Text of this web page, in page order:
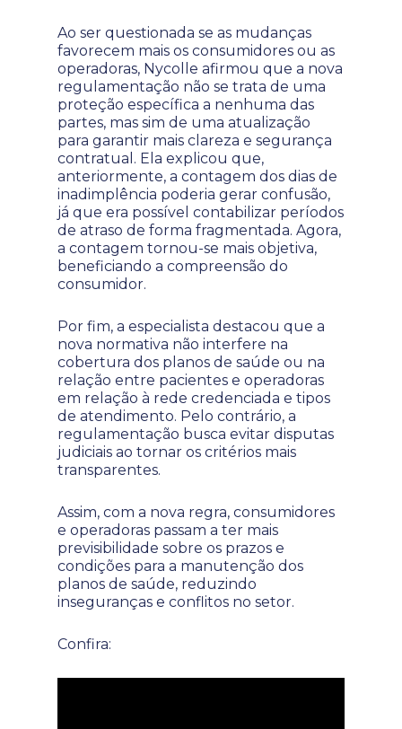
Ao ser questionada se as mudanças
favorecem mais os consumidores ou as
operadoras, Nycolle afirmou que a nova
regulamentação não se trata de uma
proteção específica a nenhuma das
partes, mas sim de uma atualização
para garantir mais clareza e segurança
contratual. Ela explicou que,
anteriormente, a contagem dos dias de
inadimplência poderia gerar confusão,
já que era possível contabilizar períodos
de atraso de forma fragmentada. Agora,
a contagem tornou-se mais objetiva,
beneficiando a compreensão do
consumidor.
Por fim, a especialista destacou que a
nova normativa não interfere na
cobertura dos planos de saúde ou na
relação entre pacientes e operadoras
em relação à rede credenciada e tipos
de atendimento. Pelo contrário, a
regulamentação busca evitar disputas
judiciais ao tornar os critérios mais
transparentes.
Assim, com a nova regra, consumidores
e operadoras passam a ter mais
previsibilidade sobre os prazos e
condições para a manutenção dos
planos de saúde, reduzindo
inseguranças e conflitos no setor.
Confira: